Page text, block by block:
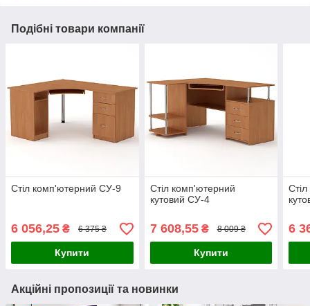
Подібні товари компанії
Стіл комп'ютерний СУ-9
6 056,25 ₴ 6 375 ₴
Купити
Стіл комп'ютерний
кутовий СУ-4
7 608,55₴ 8 009 ₴
Купити
6
Акційні пропозиції та новинки